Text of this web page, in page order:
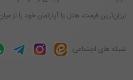
ارزان‌ترین قیمت، هتل یا آپارتمان خود را از
شبکه های اجتماعی: